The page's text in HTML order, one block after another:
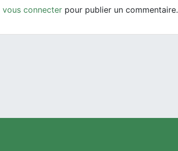
vous connecter pour publier un commentaire.